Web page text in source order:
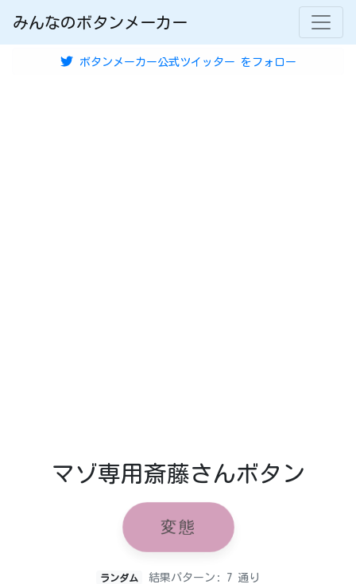
みんなのボタンメーカー
ボタンメーカー公式ツイッター をフォロー
マゾ専用斎藤さんボタン
変態
ランダム
結果パターン: 7 通り